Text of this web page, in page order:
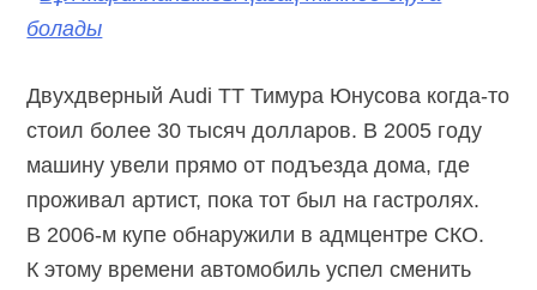
болады
Двухдверный Audi TT Тимура Юнусова когда-то
стоил более 30 тысяч долларов. В 2005 году
машину увели прямо от подъезда дома, где
проживал артист, пока тот был на гастролях.
В 2006-м купе обнаружили в адмцентре СКО.
К этому времени автомобиль успел сменить